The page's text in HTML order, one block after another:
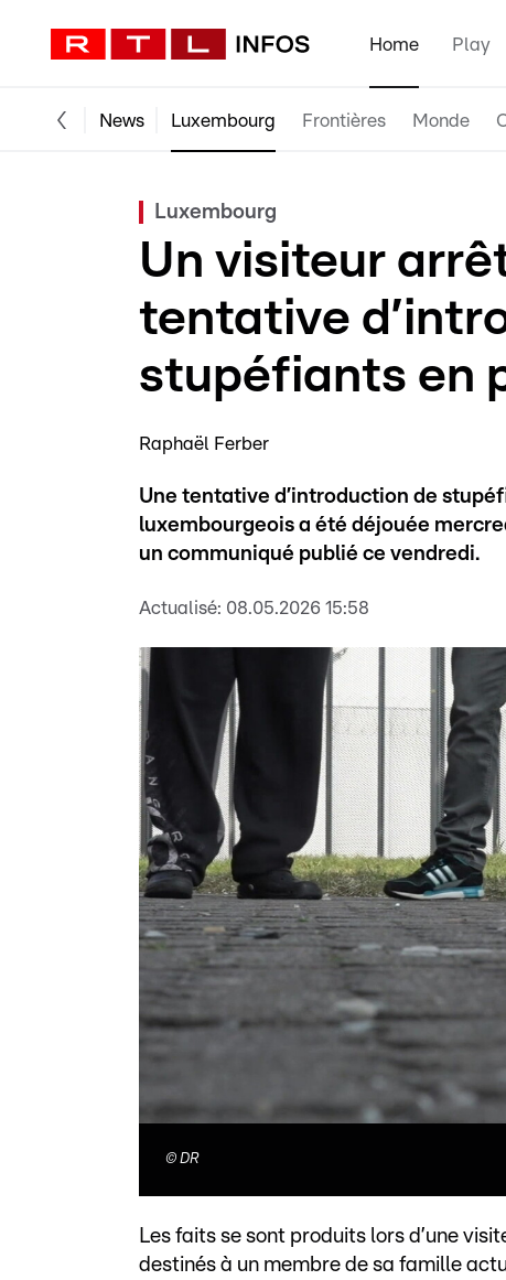
Home Play
News Luxembourg Frontières Monde
Luxembourg
Un visiteur
tentative
stupéfiants en
Raphaël Ferber
Une tentative d’introduction de
luxembourgeois a été déjouée
un communiqué publié ce vendredi.
Actualisé: 08.05.2026 15:58
© DR
Les faits se sont produits lors d’une
destinés à un membre de sa famille